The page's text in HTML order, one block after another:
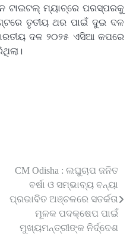
ଟାଇଟଲ୍ ମ୍ୟାଚ୍‌ରେ ପରସ୍ପରକୁ
ତୃତୀୟ ଥର ପାଇଁ ଦୁଇ ଦଳ
ଦଳ ୨୦୨୫ ଏସିଆ କପରେ
CM Odisha : ଲଘୁଚାପ ଜନିତ
ବର୍ଷା ଓ ସମ୍ଭାବ୍ୟ ବନ୍ୟା
ପ୍ରଭାବିତ ଅଞ୍ଚଳରେ ସତର୍କତା
ମୂଳକ ପଦକ୍ଷେପ ପାଇଁ
ମୁଖ୍ୟମନ୍ତ୍ରୀଙ୍କ ନିର୍ଦ୍ଦେଶ